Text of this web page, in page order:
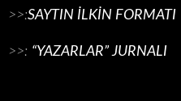
>>:SAYTIN İLKİN FORMATI
>>: “YAZARLAR” JURNALI